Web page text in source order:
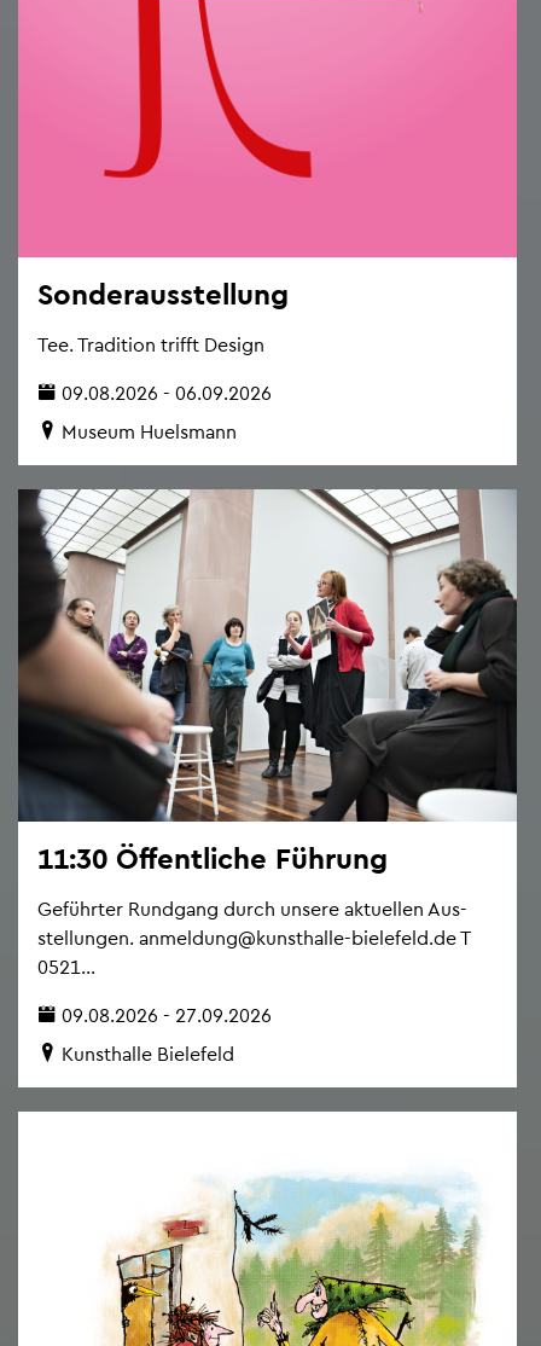
Son­der­aus­stel­lung
Tee. Tra­di­ti­on trifft De­sign
09.08.2026 - 06.09.2026
Mu­se­um Hu­els­mann
11:30 Öf­fent­li­che Füh­rung
Ge­führ­ter Rund­gang durch un­se­re ak­tu­el­len Aus­
stel­lun­gen. an­mel­dung@​kunsthalle-​bielefeld.​de T
0521...
09.08.2026 - 27.09.2026
Kunst­hal­le Bie­le­feld